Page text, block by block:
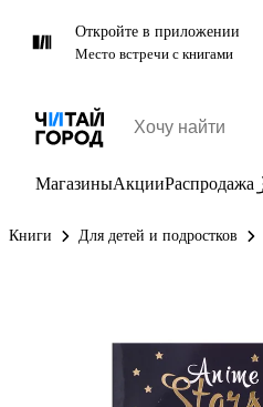
Откройте в приложении
Место встречи с книгами
МагазиныАкцииРаспродажа
Книги Для детей и подростков